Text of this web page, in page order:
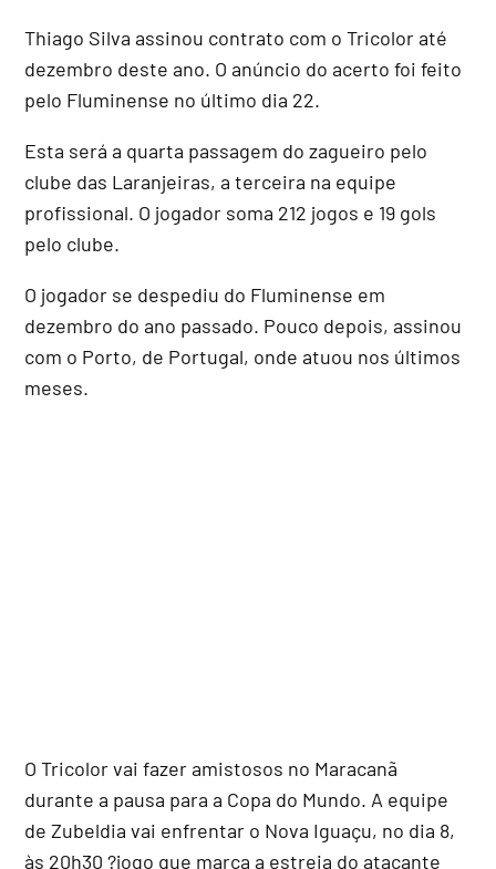
Thiago Silva assinou contrato com o Tricolor até
dezembro deste ano. O anúncio do acerto foi feito
pelo Fluminense no último dia 22.
Esta será a quarta passagem do zagueiro pelo
clube das Laranjeiras, a terceira na equipe
profissional. O jogador soma 212 jogos e 19 gols
pelo clube.
O jogador se despediu do Fluminense em
dezembro do ano passado. Pouco depois, assinou
com o Porto, de Portugal, onde atuou nos últimos
meses.
O Tricolor vai fazer amistosos no Maracanã
durante a pausa para a Copa do Mundo. A equipe
de Zubeldia vai enfrentar o Nova Iguaçu, no dia 8,
às 20h30 ?jogo que marca a estreia do atacante